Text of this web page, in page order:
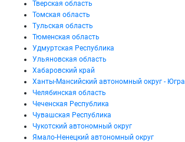
Тверская область
Томская область
Тульская область
Тюменская область
Удмуртская Республика
Ульяновская область
Хабаровский край
Ханты-Мансийский автономный округ - Югра
Челябинская область
Чеченская Республика
Чувашская Республика
Чукотский автономный округ
Ямало-Ненецкий автономный округ